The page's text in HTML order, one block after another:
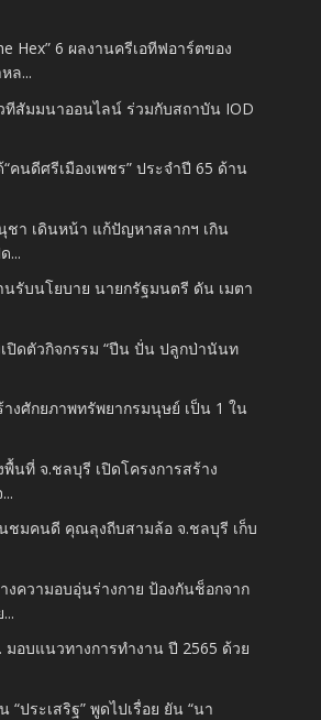
Hex” 6 ผลงานครีเอทีฟอาร์ตของ
ล...
ทีสัมมนาออนไลน์ ร่วมกับสถาบัน IOD
“คนดีศรีเมืองเพชร” ประจำปี 65 ด้าน
ชา เดินหน้า แก้ปัญหาสลากฯ เกิน
...
รับนโยบาย นายกรัฐมนตรี ดัน เมตา
ปิดตัวกิจกรรม “ปีน ปั่น ปลูกป่านันท
างศักยภาพทรัพยากรมนุษย์ เป็น 1 ใน
พื้นที่ จ.ชลบุรี เปิดโครงการสร้าง
ชมคนดี คุณลุงถีบสามล้อ จ.ชลบุรี เก็บ
งความอบอุ่นร่างกาย ป้องกันช็อกจาก
มอบแนวทางการทำงาน ปี 2565 ด้วย
“ประเสริฐ” พูดไปเรื่อย ยัน “นา